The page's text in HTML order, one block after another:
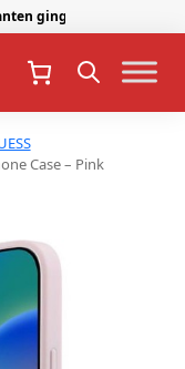
gingen je voor.
Case – Pink